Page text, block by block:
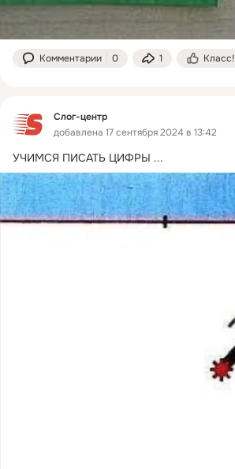
Комментарии 0 1 Класс!
Слог-центр
добавлена 17 сентября 2024 в 13:42
УЧИМСЯ ПИСАТЬ ЦИФРЫ ...